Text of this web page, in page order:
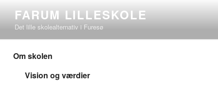
indhold
FARUM LILLESKOLE
Det lille skolealternativ i Furesø
Om skolen
Vision og værdier